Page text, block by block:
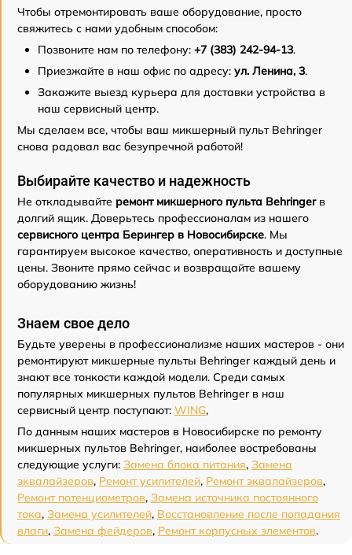
Чтобы отремонтировать ваше оборудование, просто
свяжитесь с нами удобным способом:
Позвоните нам по телефону: +7 (383) 242-94-13.
Приезжайте в наш офис по адресу: ул. Ленина, 3.
Закажите выезд курьера для доставки устройства в
наш сервисный центр.
Мы сделаем все, чтобы ваш микшерный пульт Behringer
снова радовал вас безупречной работой!
Выбирайте качество и надежность
Не откладывайте ремонт микшерного пульта Behringerв
долгий ящик. Доверьтесь профессионалам из нашего
сервисного центра Берингер в Новосибирске. Мы
гарантируем высокое качество, оперативность и доступные
цены. Звоните прямо сейчас и возвращайте вашему
оборудованию жизнь!
Знаем свое дело
Будьте уверены в профессионализме наших мастеров - они
ремонтируют микшерные пульты Behringer каждый день и
знают все тонкости каждой модели. Среди самых
популярных микшерных пультов Behringer в наш
сервисный центр поступают: WING,
По данным наших мастеров в Новосибирске по ремонту
микшерных пультов Behringer, наиболее востребованы
следующие услуги: Замена блока питания, Замена
эквалайзеров, Ремонт усилителей, Ремонт эквалайзеров,
Ремонт потенциометров, Замена источника постоянного
тока, Замена усилителей, Восстановление после попадания
влаги, Замена фейдеров, Ремонт корпусных элементов.